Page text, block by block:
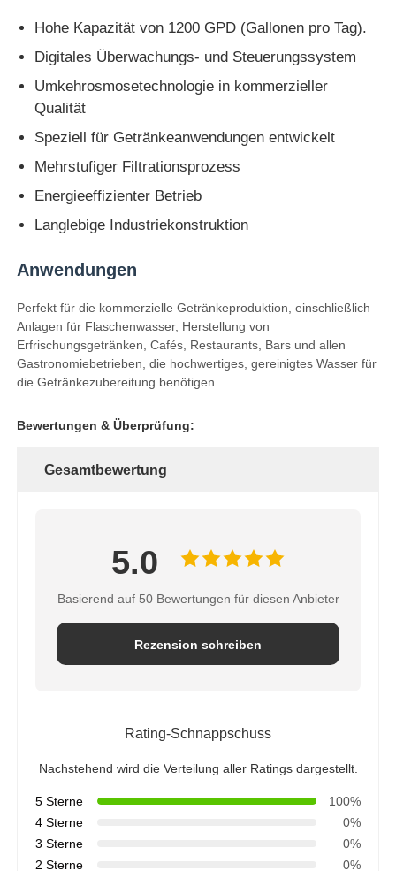
Produkte
Videos
Hohe Kapazität von 1200 GPD (Gallonen pro Tag).
Digitales Überwachungs- und Steuerungssystem
Umkehrosmosetechnologie in kommerzieller
Qualität
Speziell für Getränkeanwendungen entwickelt
Mehrstufiger Filtrationsprozess
Energieeffizienter Betrieb
Langlebige Industriekonstruktion
Anwendungen
Perfekt für die kommerzielle Getränkeproduktion, einschließlich
Anlagen für Flaschenwasser, Herstellung von
Erfrischungsgetränken, Cafés, Restaurants, Bars und allen
Gastronomiebetrieben, die hochwertiges, gereinigtes Wasser für
die Getränkezubereitung benötigen.
Bewertungen & Überprüfung:
Gesamtbewertung
5.0
Basierend auf 50 Bewertungen für diesen Anbieter
Rezension schreiben
Rating-Schnappschuss
Nachstehend wird die Verteilung aller Ratings dargestellt.
5 Sterne
100%
4 Sterne
0%
3 Sterne
0%
2 Sterne
0%